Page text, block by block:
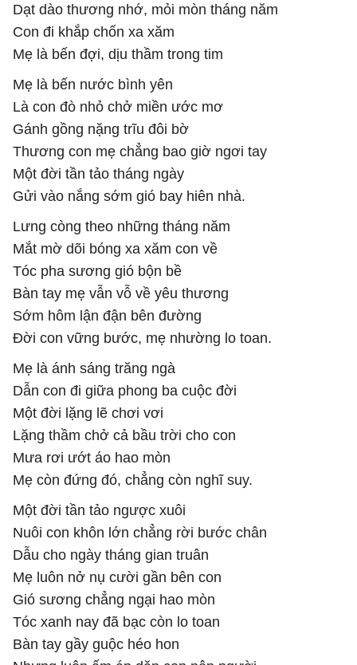
Dạt dào thương nhớ, mỏi mòn tháng năm
Con đi khắp chốn xa xăm
Mẹ là bến đợi, dịu thầm trong tim
Mẹ là bến nước bình yên
Là con đò nhỏ chở miền ước mơ
Gánh gồng nặng trĩu đôi bờ
Thương con mẹ chẳng bao giờ ngơi tay
Một đời tần tảo tháng ngày
Gửi vào nắng sớm gió bay hiên nhà.
Lưng còng theo những tháng năm
Mắt mờ dõi bóng xa xăm con về
Tóc pha sương gió bộn bề
Bàn tay mẹ vẫn vỗ về yêu thương
Sớm hôm lận đận bên đường
Đời con vững bước, mẹ nhường lo toan.
Mẹ là ánh sáng trăng ngà
Dẫn con đi giữa phong ba cuộc đời
Một đời lặng lẽ chơi vơi
Lặng thầm chở cả bầu trời cho con
Mưa rơi ướt áo hao mòn
Mẹ còn đứng đó, chẳng còn nghĩ suy.
Một đời tần tảo ngược xuôi
Nuôi con khôn lớn chẳng rời bước chân
Dẫu cho ngày tháng gian truân
Mẹ luôn nở nụ cười gần bên con
Gió sương chẳng ngại hao mòn
Tóc xanh nay đã bạc còn lo toan
Bàn tay gầy guộc héo hon